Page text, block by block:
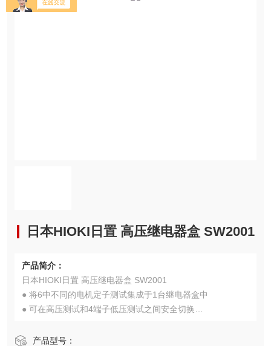
日本HIOKI日置 高压继电器盒 SW2001
产品简介：
日本HIOKI日置 高压继电器盒 SW2001
● 将6中不同的电机定子测试集成于1台继电器盒中
● 可在高压测试和4端子低压测试之间安全切换
● 多达16通道，大大减少了布线工作量和测试时间
产品型号：